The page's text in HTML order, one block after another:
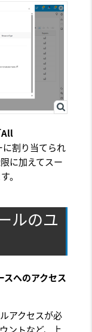
All
割り当てられ
に加えてスー
。
ルのユ
へのアクセス
アクセスが必
ントなど、上